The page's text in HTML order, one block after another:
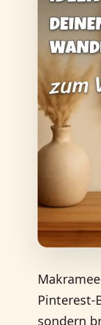
Pinterest-
sondern